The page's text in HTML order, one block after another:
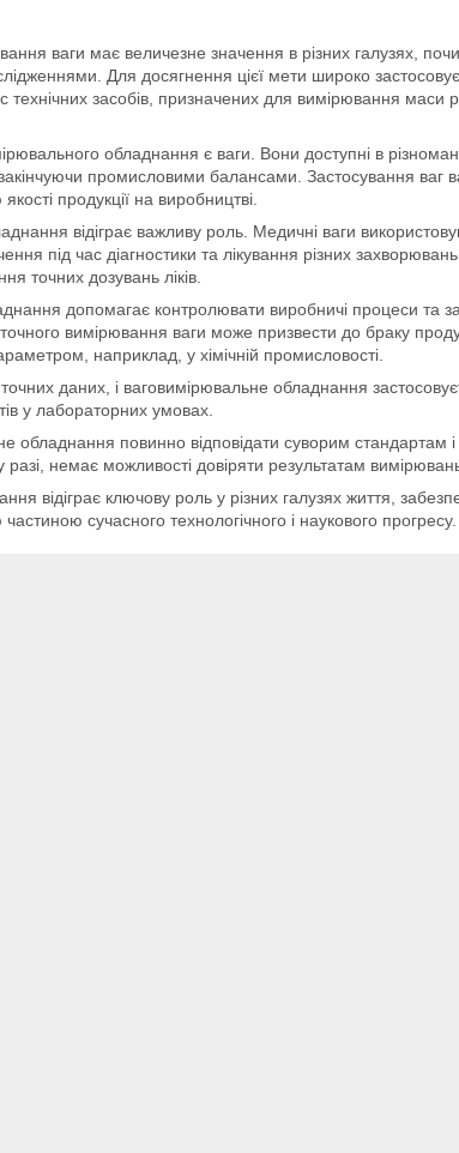
ваги має величезне значення в різних галузях,
Для досягнення цієї мети широко
засобів, призначених для вимірювання маси
обладнання є ваги. Вони доступні в
промисловими балансами. Застосування ваг
продукції на виробництві.
відіграє важливу роль. Медичні ваги
під час діагностики та лікування різних
точних дозувань ліків.
допомагає контролювати виробничі процеси та
точного вимірювання ваги може призвести до браку
наприклад, у хімічній промисловості.
даних, і ваговимірювальне обладнання
у лабораторних умовах.
обладнання повинно відповідати суворим стандартам
разі, немає можливості довіряти результатам
відіграє ключову роль у різних галузях життя,
сучасного технологічного і наукового прогресу.